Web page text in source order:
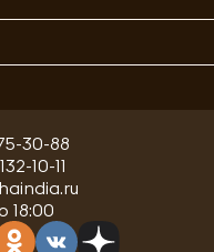
30-88
10-11
18:00